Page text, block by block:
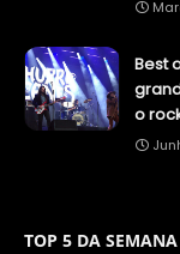
Best
o
TOP 5 DA SEMANA